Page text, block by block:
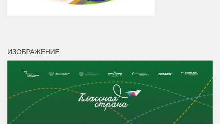
ИЗОБРАЖЕНИЕ